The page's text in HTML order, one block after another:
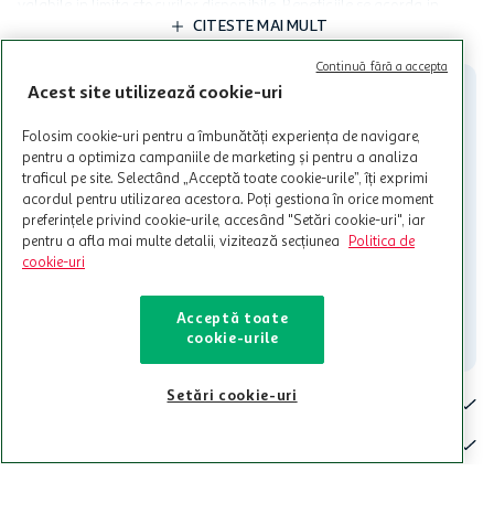
limita a 12 unitati / card client o singura data in perioada promotiei.
Cardul poate fi utilizat doar in legatura cu magazinele Auchan
participante și pentru acțiuni promotionale indicate de Auchan si
nu poate fi utilizat in legatura cu alti comercianți sau pentru alte
care aceste este suspendat sau in perioada in care sunt efectuate
intretineri sau reparatii tehnice la sistemul de utilizarea al Cardului.
CITESTE MAI MULT
Contacteaza-ne!
Iti stam mereu la dispozitie.
Contact
Acest site utilizează cookie-uri
Folosim cookie-uri pentru a îmbunătăți experiența de navigare,
pentru a optimiza campaniile de marketing și pentru a analiza
traficul pe site. Selectând „Acceptă toate cookie-urile”, îți exprimi
acordul pentru utilizarea acestora. Poți gestiona în orice moment
preferințele privind cookie-urile, accesând "Setări cookie-uri", iar
pentru a afla mai multe detalii, vizitează secțiunea
Politica de
cookie-uri
Acceptă toate
cookie-urile
Setări cookie-uri
Continuă fără a accepta